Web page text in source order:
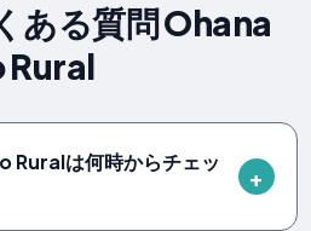
ある質問 Ohana
は何時からチェッ